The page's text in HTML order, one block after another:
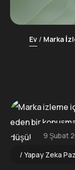
Ev Marka
9 Şubat
Yapay Zeka